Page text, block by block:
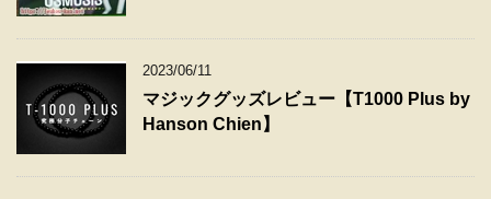
2023/06/11
マジックグッズレビュー【T1000 Plus by
Hanson Chien】